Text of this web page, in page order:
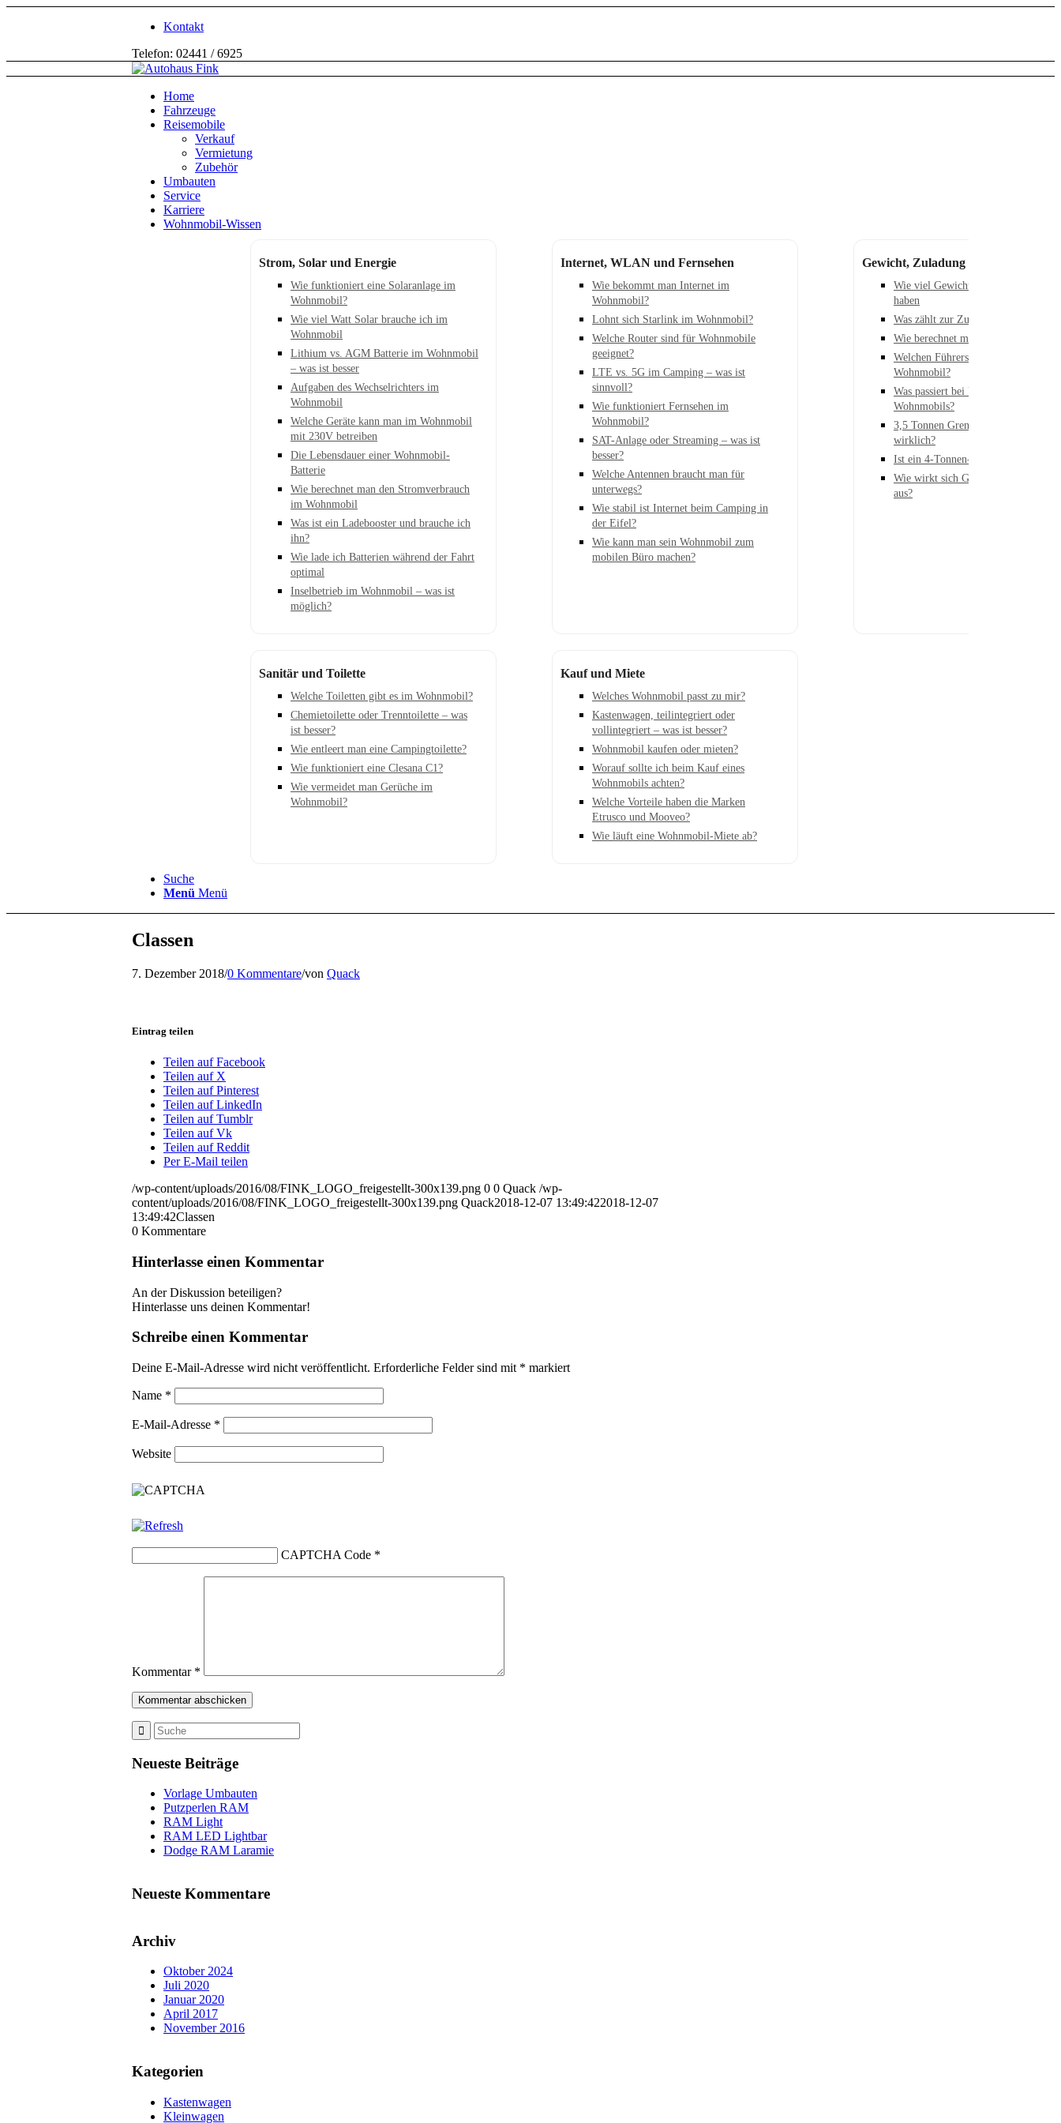
Kontakt
Telefon: 02441 / 6925
Home
Fahrzeuge
Reisemobile
Verkauf
Vermietung
Zubehör
Umbauten
Service
Karriere
Wohnmobil-Wissen
Strom, Solar und Energie
Wie funktioniert eine Solaranlage im
Wohnmobil?
Wie viel Watt Solar brauche ich im
Wohnmobil
Lithium vs. AGM Batterie im Wohnmobil
– was ist besser
Aufgaben des Wechselrichters im
Wohnmobil
Welche Geräte kann man im Wohnmobil
mit 230V betreiben
Die Lebensdauer einer Wohnmobil-
Batterie
Wie berechnet man den Stromverbrauch
im Wohnmobil
Was ist ein Ladebooster und brauche ich
ihn?
Wie lade ich Batterien während der Fahrt
optimal
Inselbetrieb im Wohnmobil – was ist
möglich?
Internet, WLAN und Fernsehen
Wie bekommt man Internet im
Wohnmobil?
Lohnt sich Starlink im Wohnmobil?
Welche Router sind für Wohnmobile
geeignet?
LTE vs. 5G im Camping – was ist
sinnvoll?
Wie funktioniert Fernsehen im
Wohnmobil?
SAT-Anlage oder Streaming – was ist
besser?
Welche Antennen braucht man für
unterwegs?
Wie stabil ist Internet beim Camping in
der Eifel?
Wie kann man sein Wohnmobil zum
mobilen Büro machen?
Gewicht, Zuladung und
Wie viel Gewicht darf ein
haben
Was zählt zur Zuladung im
Wie berechnet man die Zuladung
Welchen Führerschein brauche ich
Wohnmobil?
Was passiert bei Überladung eines
Wohnmobils?
3,5 Tonnen Grenze – was bedeutet
wirklich?
Ist ein 4-Tonnen-Wohnmobil
Wie wirkt sich Gewicht auf
aus?
Sanitär und Toilette
Welche Toiletten gibt es im Wohnmobil?
Chemietoilette oder Trenntoilette – was
ist besser?
Wie entleert man eine Campingtoilette?
Wie funktioniert eine Clesana C1?
Wie vermeidet man Gerüche im
Wohnmobil?
Kauf und Miete
Welches Wohnmobil passt zu mir?
Kastenwagen, teilintegriert oder
vollintegriert – was ist besser?
Wohnmobil kaufen oder mieten?
Worauf sollte ich beim Kauf eines
Wohnmobils achten?
Welche Vorteile haben die Marken
Etrusco und Mooveo?
Wie läuft eine Wohnmobil-Miete ab?
Suche
Menü Menü
Classen
7. Dezember 2018/0 Kommentare/von Quack
Eintrag teilen
Teilen auf Facebook
Teilen auf X
Teilen auf Pinterest
Teilen auf LinkedIn
Teilen auf Tumblr
Teilen auf Vk
Teilen auf Reddit
Per E-Mail teilen
/wp-content/uploads/2016/08/FINK_LOGO_freigestellt-300x139.png 0 0 Quack /wp-
content/uploads/2016/08/FINK_LOGO_freigestellt-300x139.png Quack2018-12-07 13:49:422018-12-07
13:49:42Classen
0 Kommentare
Hinterlasse einen Kommentar
An der Diskussion beteiligen?
Hinterlasse uns deinen Kommentar!
Schreibe einen Kommentar
Deine E-Mail-Adresse wird nicht veröffentlicht. Erforderliche Felder sind mit * markiert
Name *
E-Mail-Adresse *
Website
CAPTCHA Code *
Kommentar *
Neueste Beiträge
Vorlage Umbauten
Putzperlen RAM
RAM Light
RAM LED Lightbar
Dodge RAM Laramie
Neueste Kommentare
Archiv
Oktober 2024
Juli 2020
Januar 2020
April 2017
November 2016
Kategorien
Kastenwagen
Kleinwagen